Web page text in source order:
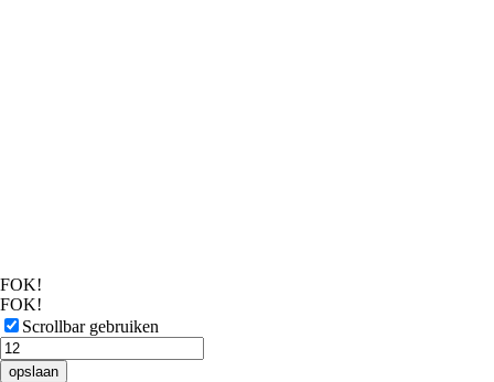
FOK!
FOK!
Scrollbar gebruiken
opslaan